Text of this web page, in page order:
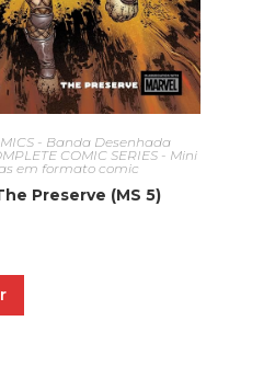
- Banda Desenhada
COMIC SERIES - Mini
em formato comic
Preserve (MS 5)